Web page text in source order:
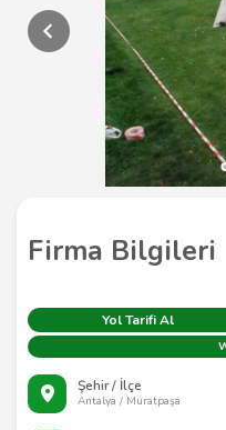
Firma Bilgileri
Yol Tarifi Al
Şehir / İlçe
Antalya / Muratpaşa